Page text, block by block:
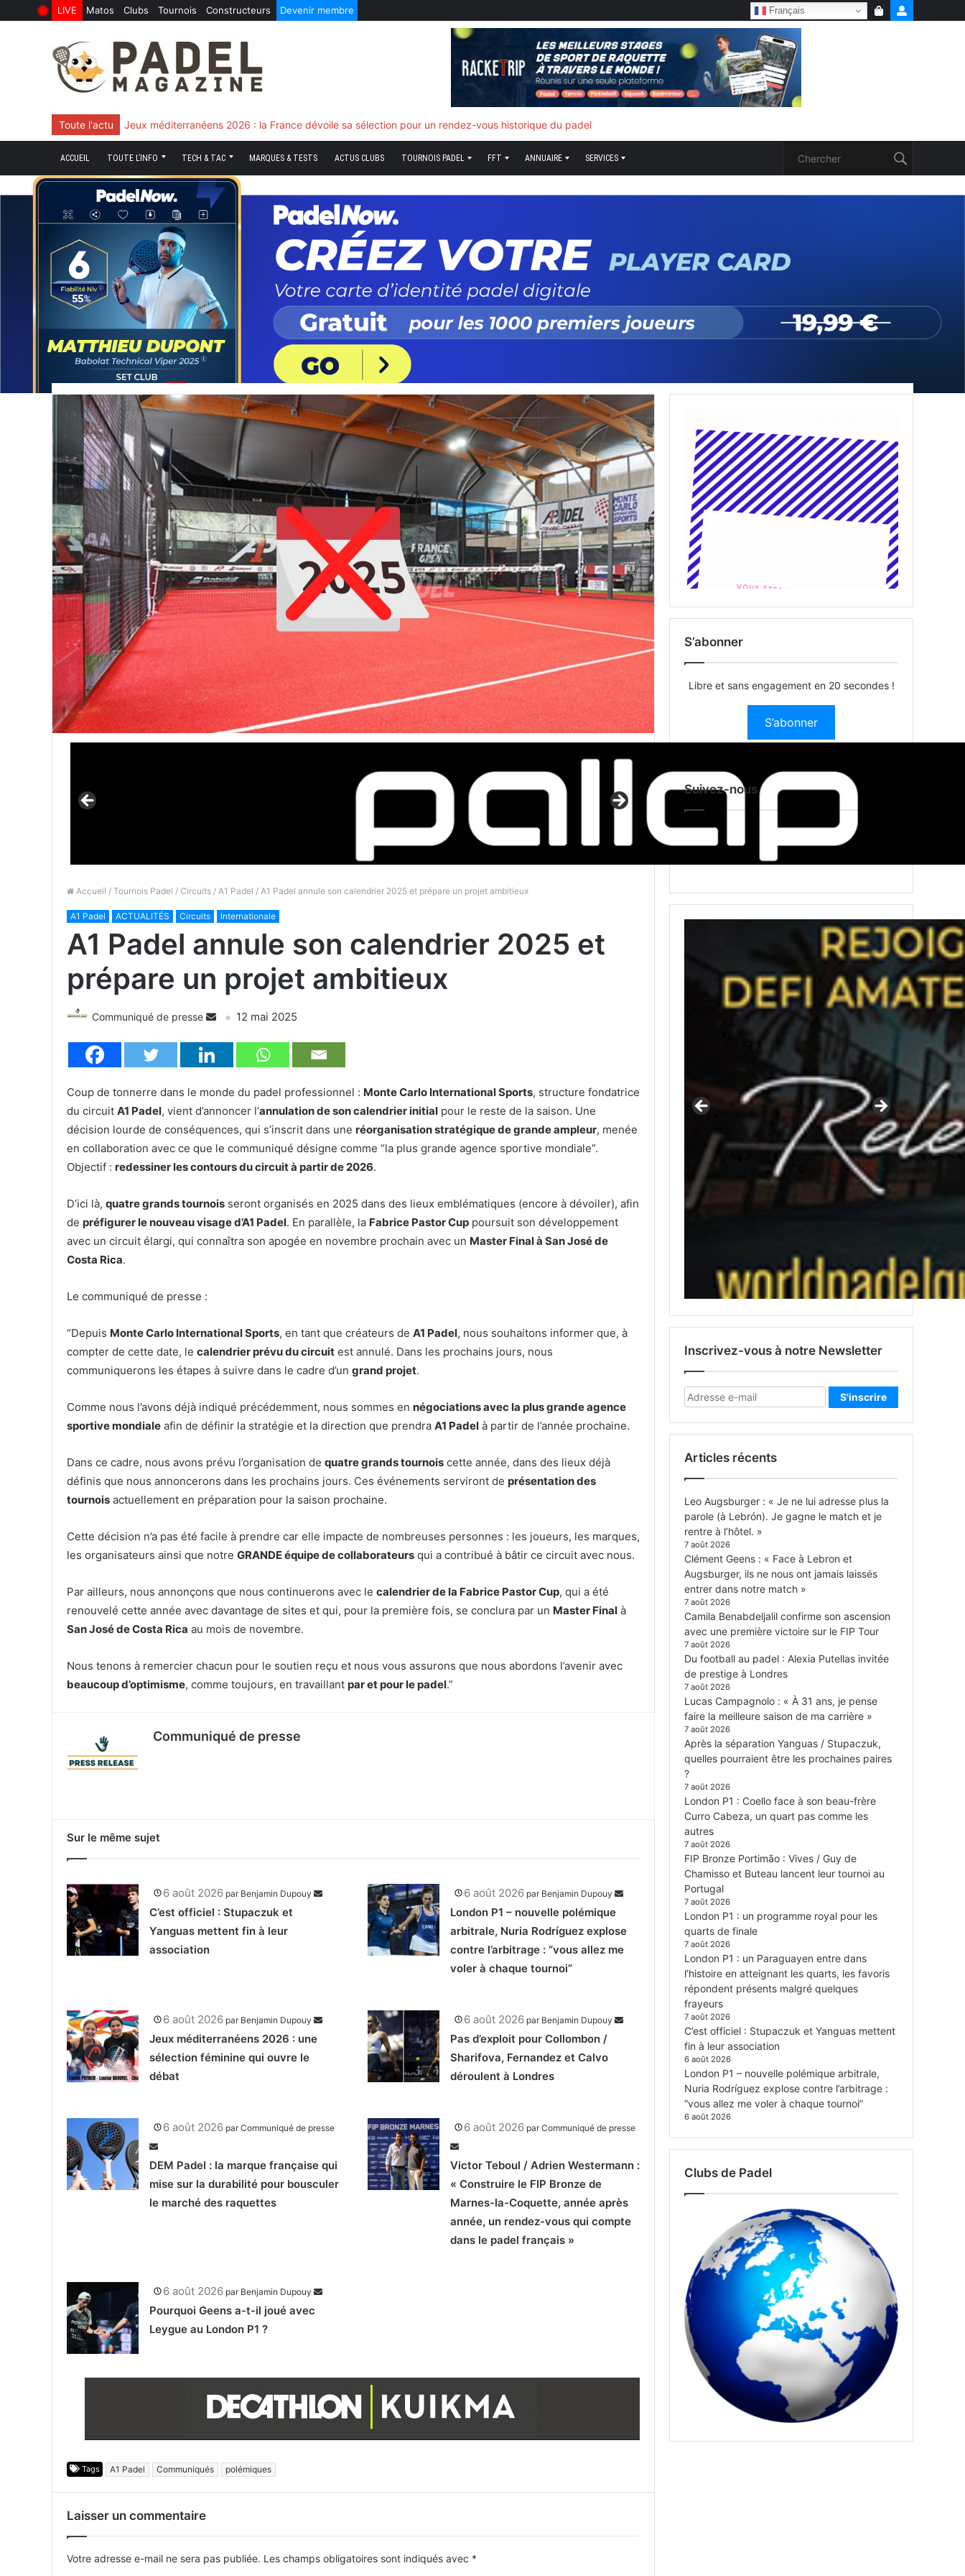
LIVE Matos Clubs Tournois Constructeurs Devenir membre Français
Toute l'actu Chingotto, ciblé tout le match mais décisif quand tout bascule
ACCUEIL TOUTE L’INFO
6 Août 2026
TECH & TAC
10 Juin 2026
MARQUES & TESTS ACTUS CLUBS TOURNOIS PADEL FFT ANNUAIRE SERVICES
Accueil / Tournois Padel / Circuits / A1 Padel / A1 Padel annule son calendrier 2025 et prépare un projet ambitieux
A1 Padel ACTUALITÉS Circuits Internationale
A1 Padel annule son calendrier 2025 et
prépare un projet ambitieux
Communiqué de presse 12 mai 2025
Coup de tonnerre dans le monde du padel professionnel : Monte Carlo International Sports, structure fondatrice
du circuit A1 Padel, vient d’annoncer l’annulation de son calendrier initial pour le reste de la saison. Une
décision lourde de conséquences, qui s’inscrit dans une réorganisation stratégique de grande ampleur, menée
en collaboration avec ce que le communiqué désigne comme “la plus grande agence sportive mondiale”.
Objectif : redessiner les contours du circuit à partir de 2026.
D’ici là, quatre grands tournois seront organisés en 2025 dans des lieux emblématiques (encore à dévoiler), afin
de préfigurer le nouveau visage d’A1 Padel. En parallèle, la Fabrice Pastor Cup poursuit son développement
avec un circuit élargi, qui connaîtra son apogée en novembre prochain avec un Master Final à San José de
Costa Rica.
Le communiqué de presse :
“Depuis Monte Carlo International Sports, en tant que créateurs de A1 Padel, nous souhaitons informer que, à
compter de cette date, le calendrier prévu du circuit est annulé. Dans les prochains jours, nous
communiquerons les étapes à suivre dans le cadre d’un grand projet.
Comme nous l’avons déjà indiqué précédemment, nous sommes en négociations avec la plus grande agence
sportive mondiale afin de définir la stratégie et la direction que prendra A1 Padel à partir de l’année prochaine.
Dans ce cadre, nous avons prévu l’organisation de quatre grands tournois cette année, dans des lieux déjà
définis que nous annoncerons dans les prochains jours. Ces événements serviront de présentation des
tournois actuellement en préparation pour la saison prochaine.
Cette décision n’a pas été facile à prendre car elle impacte de nombreuses personnes : les joueurs, les marques,
les organisateurs ainsi que notre GRANDE équipe de collaborateurs qui a contribué à bâtir ce circuit avec nous.
Par ailleurs, nous annonçons que nous continuerons avec le calendrier de la Fabrice Pastor Cup, qui a été
renouvelé cette année avec davantage de sites et qui, pour la première fois, se conclura par un Master Final à
San José de Costa Rica au mois de novembre.
Nous tenons à remercier chacun pour le soutien reçu et nous vous assurons que nous abordons l’avenir avec
beaucoup d’optimisme, comme toujours, en travaillant par et pour le padel.”
Communiqué de presse
Sur le même sujet
6 août 2026 par Benjamin Dupouy
C’est officiel : Stupaczuk et
Yanguas mettent fin à leur
association
6 août 2026 par Benjamin Dupouy
London P1 – nouvelle polémique
arbitrale, Nuria Rodríguez explose
contre l’arbitrage : “vous allez me
voler à chaque tournoi”
6 août 2026 par Benjamin Dupouy
Jeux méditerranéens 2026 : une
sélection féminine qui ouvre le
débat
6 août 2026 par Benjamin Dupouy
Pas d’exploit pour Collombon /
Sharifova, Fernandez et Calvo
déroulent à Londres
6 août 2026 parCommuniqué de presse
DEM Padel : la marque française qui
mise sur la durabilité pour bousculer
le marché des raquettes
6 août 2026 parCommuniqué de presse
Victor Teboul / Adrien Westermann :
« Construire le FIP Bronze de
Marnes-la-Coquette, année après
année, un rendez-vous qui compte
dans le padel français »
6 août 2026 par Benjamin Dupouy
Pourquoi Geens a-t-il joué avec
Leygue au London P1 ?
Tags A1 Padel Communiqués polémiques
Laisser un commentaire
Votre adresse e-mail ne sera pas publiée. Les champs obligatoires sont indiqués avec *
S’abonner
Libre et sans engagement en 20 secondes !
S’abonner
Suivez-nous
Inscrivez-vous à notre Newsletter
Articles récents
Leo Augsburger : « Je ne lui adresse plus la
parole (à Lebrón). Je gagne le match et je
rentre à l’hôtel. »
7 août 2026
Clément Geens : « Face à Lebron et
Augsburger, ils ne nous ont jamais laissés
entrer dans notre match »
7 août 2026
Camila Benabdeljalil confirme son ascension
avec une première victoire sur le FIP Tour
7 août 2026
Du football au padel : Alexia Putellas invitée
de prestige à Londres
7 août 2026
Lucas Campagnolo : « À 31 ans, je pense
faire la meilleure saison de ma carrière »
7 août 2026
Après la séparation Yanguas / Stupaczuk,
quelles pourraient être les prochaines paires
?
7 août 2026
London P1 : Coello face à son beau-frère
Curro Cabeza, un quart pas comme les
autres
7 août 2026
FIP Bronze Portimão : Vives / Guy de
Chamisso et Buteau lancent leur tournoi au
Portugal
7 août 2026
London P1 : un programme royal pour les
quarts de finale
7 août 2026
London P1 : un Paraguayen entre dans
l’histoire en atteignant les quarts, les favoris
répondent présents malgré quelques
frayeurs
7 août 2026
C’est officiel : Stupaczuk et Yanguas mettent
fin à leur association
6 août 2026
London P1 – nouvelle polémique arbitrale,
Nuria Rodríguez explose contre l’arbitrage :
“vous allez me voler à chaque tournoi”
6 août 2026
Clubs de Padel